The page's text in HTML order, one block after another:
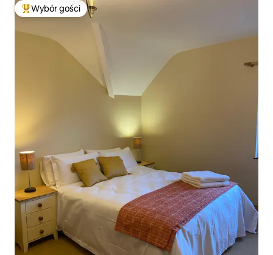
Najpopularniejsze z kategorii Wybór gości
Wybór gości